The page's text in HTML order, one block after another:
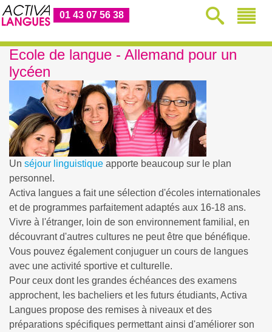
01 43 07 56 38
Ecole de langue - Allemand pour un
lycéen
Un séjour linguistique apporte beaucoup sur le plan
personnel.
Activa langues a fait une sélection d'écoles internationales
et de programmes parfaitement adaptés aux 16-18 ans.
Vivre à l'étranger, loin de son environnement familial, en
découvrant d'autres cultures ne peut être que bénéfique.
Vous pouvez également conjuguer un cours de langues
avec une activité sportive et culturelle.
Pour ceux dont les grandes échéances des examens
approchent, les bacheliers et les futurs étudiants, Activa
Langues propose des remises à niveaux et des
préparations spécifiques permettant ainsi d'améliorer son